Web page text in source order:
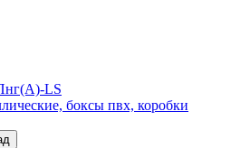
LS
боксы пвх, коробки